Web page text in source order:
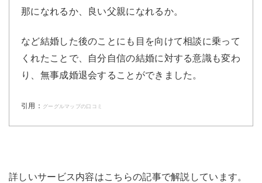
那になれるか、良い父親になれるか。
など結婚した後のことにも目を向けて相談に乗って
くれたことで、自分自信の結婚に対する意識も変わ
り、無事成婚退会することができました。
引用： グーグルマップの口コミ
詳しいサービス内容はこちらの記事で解説しています。